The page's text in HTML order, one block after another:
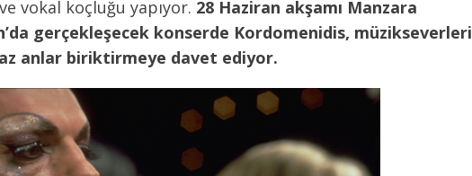
vokal koçluğu yapıyor. 28 Haziran akşamı Manzara
gerçekleşecek konserde Kordomenidis, müzikseverleri
anlar biriktirmeye davet ediyor.